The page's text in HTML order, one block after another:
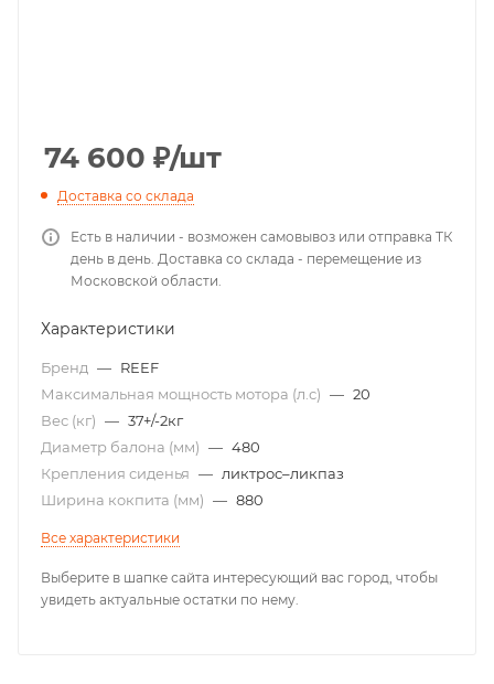
74 600 ₽/шт
Доставка со склада
Есть в наличии - возможен самовывоз или отправка ТК
день в день. Доставка со склада - перемещение из
Московской области.
Характеристики
Бренд — REEF
Максимальная мощность мотора (л.с) — 20
Вес (кг) — 37+/-2кг
Диаметр балона (мм) — 480
Крепления сиденья — ликтрос–ликпаз
Ширина кокпита (мм) — 880
Все характеристики
Выберите в шапке сайта интересующий вас город, чтобы
увидеть актуальные остатки по нему.